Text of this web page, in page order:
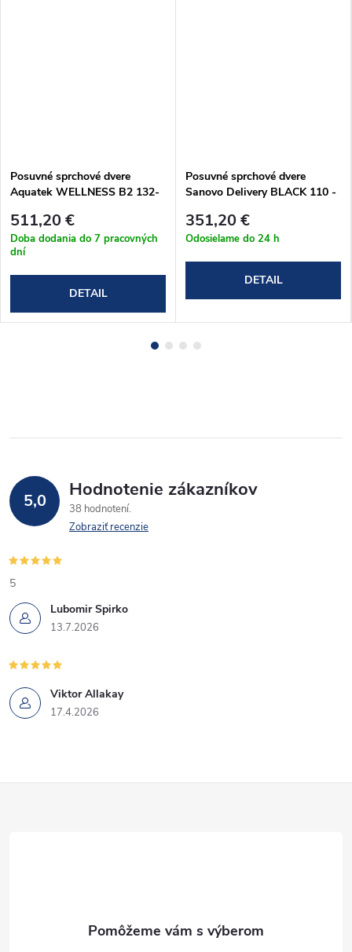
Posuvné sprchové dvere
Aquatek WELLNESS B2 132-
(WELLNESSB2CH13562)
511,20 €
Doba dodania do 7 pracovných
dní
DETAIL
Posuvné sprchové dvere
Sanovo Delivery BLACK 110 -
351,20 €
Odosielame do 24 h
DETAIL
5,0 Hodnotenie zákazníkov
38 hodnotení
Zobraziť recenzie
Lubomir Spirko
13.7.2026
5
Viktor Allakay
17.4.2026